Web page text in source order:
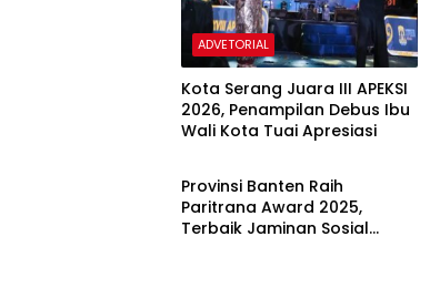
ADVETORIAL
Kota Serang Juara III APEKSI
2026, Penampilan Debus Ibu
Wali Kota Tuai Apresiasi
ADVETORIAL
Provinsi Banten Raih
Paritrana Award 2025,
Terbaik Jaminan Sosial